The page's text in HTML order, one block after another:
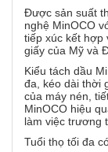
Được sản suất
nghệ MinOCO
tiếp xúc kết hợp
giấy của Mỹ và
Kiểu tách dầu
đa, kéo dài thời
của máy nén,
MinOCO hiệu
làm việc trương
Tuổi thọ tối đa